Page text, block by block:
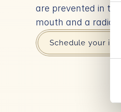
are prevented in
mouth and a
Schedule your